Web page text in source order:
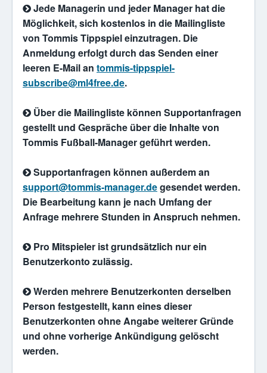
Jede Managerin und jeder Manager hat die
Möglichkeit, sich kostenlos in die Mailingliste
von Tommis Tippspiel einzutragen. Die
Anmeldung erfolgt durch das Senden einer
leeren E-Mail an tommis-tippspiel-
subscribe@ml4free.de.
Über die Mailingliste können Supportanfragen
gestellt und Gespräche über die Inhalte von
Tommis Fußball-Manager geführt werden.
Supportanfragen können außerdem an
support@tommis-manager.degesendet werden.
Die Bearbeitung kann je nach Umfang der
Anfrage mehrere Stunden in Anspruch nehmen.
Pro Mitspieler ist grundsätzlich nur ein
Benutzerkonto zulässig.
Werden mehrere Benutzerkonten derselben
Person festgestellt, kann eines dieser
Benutzerkonten ohne Angabe weiterer Gründe
und ohne vorherige Ankündigung gelöscht
werden.